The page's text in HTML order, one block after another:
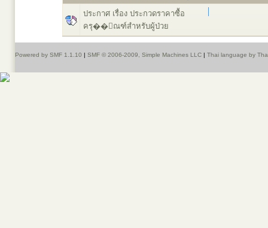
ประกาศ เรื่อง ประกวดราคาซื้อ
ครุ��ัณฑ์สำหรับผู้ป่วย
Powered by SMF 1.1.10 | SMF © 2006-2009, Simple Machines LLC | Thai language by